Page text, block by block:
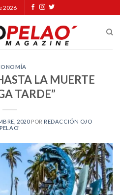
2026
LA MUERTE
TARDE”
2020POR REDACCIÓN OJO
PELAO'